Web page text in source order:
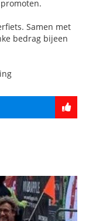
Samen met
bedrag bijeen